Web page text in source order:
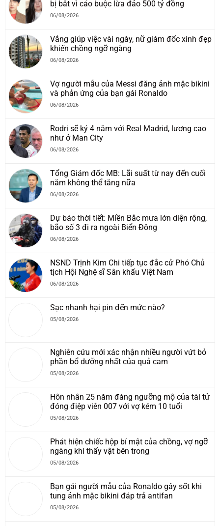
bị bắt vì cáo buộc lừa đảo 500 tỷ đồng
06/08/2026
Vắng giúp việc vài ngày, nữ giám đốc xinh đẹp
khiến chồng ngỡ ngàng
06/08/2026
Vợ người mẫu của Messi đăng ảnh mặc bikini
và phản ứng của bạn gái Ronaldo
06/08/2026
Rodri sẽ ký 4 năm với Real Madrid, lương cao
như ở Man City
06/08/2026
Tổng Giám đốc MB: Lãi suất từ nay đến cuối
năm không thể tăng nữa
06/08/2026
Dự báo thời tiết: Miền Bắc mưa lớn diện rộng,
bão số 3 đi ra ngoài Biển Đông
06/08/2026
NSND Trịnh Kim Chi tiếp tục đắc cử Phó Chủ
tịch Hội Nghệ sĩ Sân khấu Việt Nam
06/08/2026
Sạc nhanh hại pin đến mức nào?
05/08/2026
Nghiên cứu mới xác nhận nhiều người vứt bỏ
phần bổ dưỡng nhất của quả cam
05/08/2026
Hôn nhân 25 năm đáng ngưỡng mộ của tài tử
đóng điệp viên 007 với vợ kém 10 tuổi
05/08/2026
Phát hiện chiếc hộp bí mật của chồng, vợ ngỡ
ngàng khi thấy vật bên trong
05/08/2026
Bạn gái người mẫu của Ronaldo gây sốt khi
tung ảnh mặc bikini đáp trả antifan
05/08/2026